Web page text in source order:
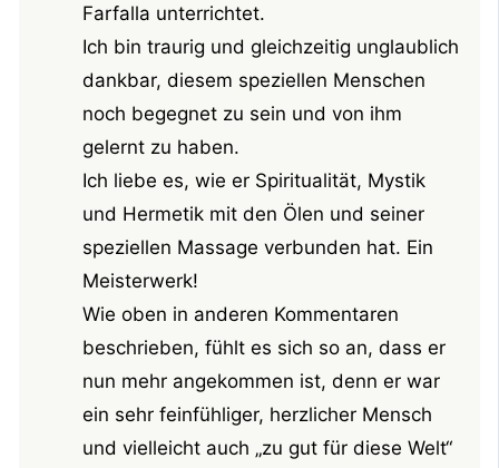
Farfalla unterrichtet.
Ich bin traurig und gleichzeitig unglaublich
dankbar, diesem speziellen Menschen
noch begegnet zu sein und von ihm
gelernt zu haben.
Ich liebe es, wie er Spiritualität, Mystik
und Hermetik mit den Ölen und seiner
speziellen Massage verbunden hat. Ein
Meisterwerk!
Wie oben in anderen Kommentaren
beschrieben, fühlt es sich so an, dass er
nun mehr angekommen ist, denn er war
ein sehr feinfühliger, herzlicher Mensch
und vielleicht auch „zu gut für diese Welt“